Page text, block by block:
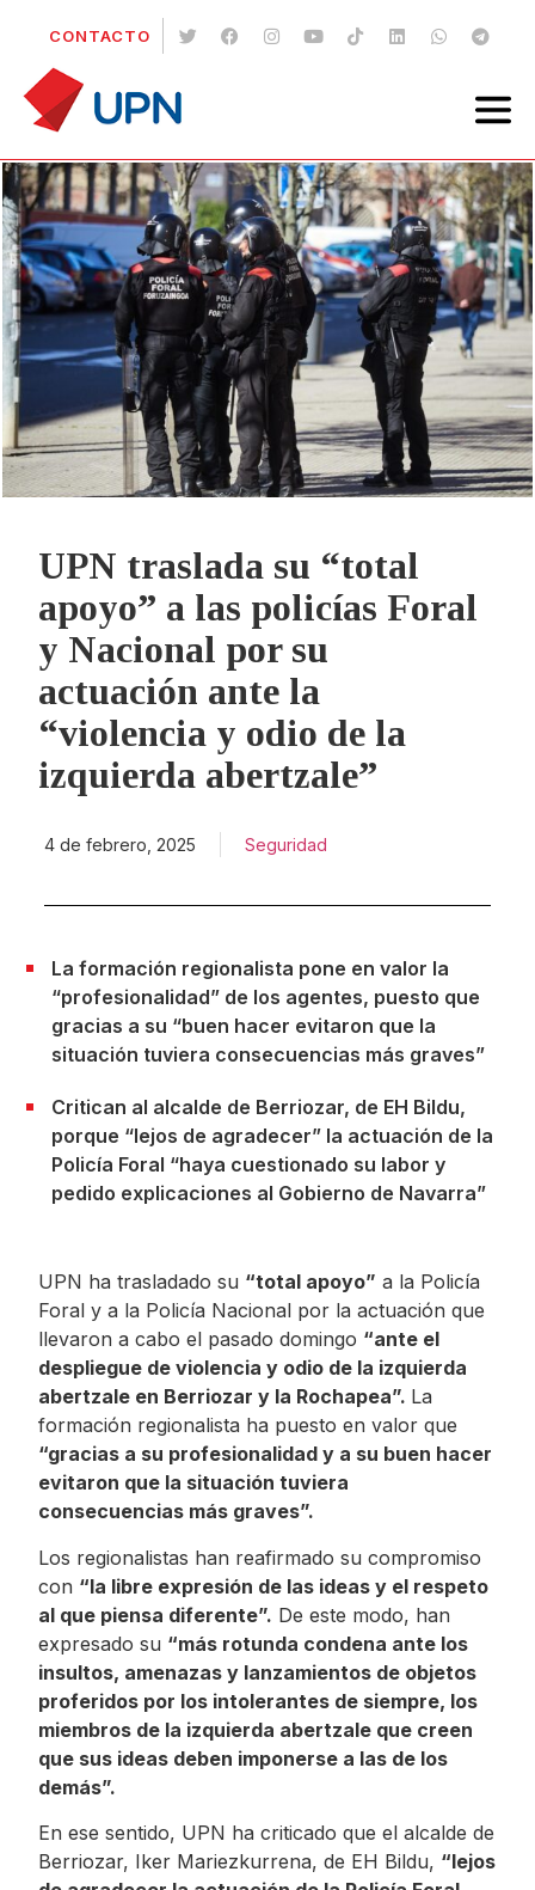
CONTACTO
UPN traslada su “total
apoyo” a las policías Foral
y Nacional por su
actuación ante la
“violencia y odio de la
izquierda abertzale”
4 de febrero, 2025 Seguridad
La formación regionalista pone en valor la
“profesionalidad” de los agentes, puesto que
gracias a su “buen hacer evitaron que la
situación tuviera consecuencias más graves”
Critican al alcalde de Berriozar, de EH Bildu,
porque “lejos de agradecer” la actuación de la
Policía Foral “haya cuestionado su labor y
pedido explicaciones al Gobierno de Navarra”
UPN ha trasladado su “total apoyo” a la Policía
Foral y a la Policía Nacional por la actuación que
llevaron a cabo el pasado domingo “ante el
despliegue de violencia y odio de la izquierda
abertzale en Berriozar y la Rochapea”. La
formación regionalista ha puesto en valor que
“gracias a su profesionalidad y a su buen hacer
evitaron que la situación tuviera
consecuencias más graves”.
Los regionalistas han reafirmado su compromiso
con “la libre expresión de las ideas y el respeto
al que piensa diferente”. De este modo, han
expresado su “más rotunda condena ante los
insultos, amenazas y lanzamientos de objetos
proferidos por los intolerantes de siempre, los
miembros de la izquierda abertzale que creen
que sus ideas deben imponerse a las de los
demás”.
En ese sentido, UPN ha criticado que el alcalde de
Berriozar, Iker Mariezkurrena, de EH Bildu, “lejos